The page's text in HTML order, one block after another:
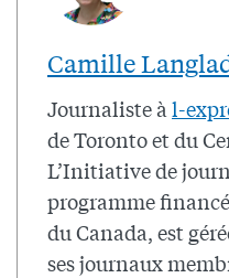
Camille
Journaliste à l-
de Toronto et du
L’Initiative de
programme
du Canada, est
ses journaux